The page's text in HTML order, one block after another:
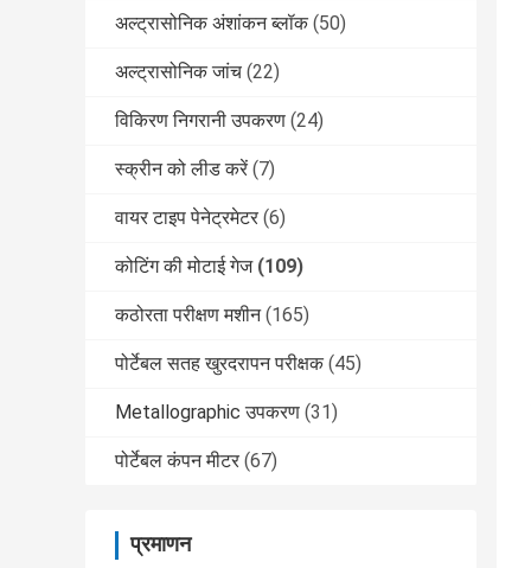
अल्ट्रासोनिक अंशांकन ब्लॉक (50)
अल्ट्रासोनिक जांच (22)
विकिरण निगरानी उपकरण (24)
स्क्रीन को लीड करें (7)
वायर टाइप पेनेट्रमेटर (6)
कोटिंग की मोटाई गेज (109)
कठोरता परीक्षण मशीन (165)
पोर्टेबल सतह खुरदरापन परीक्षक (45)
Metallographic उपकरण (31)
पोर्टेबल कंपन मीटर (67)
प्रमाणन